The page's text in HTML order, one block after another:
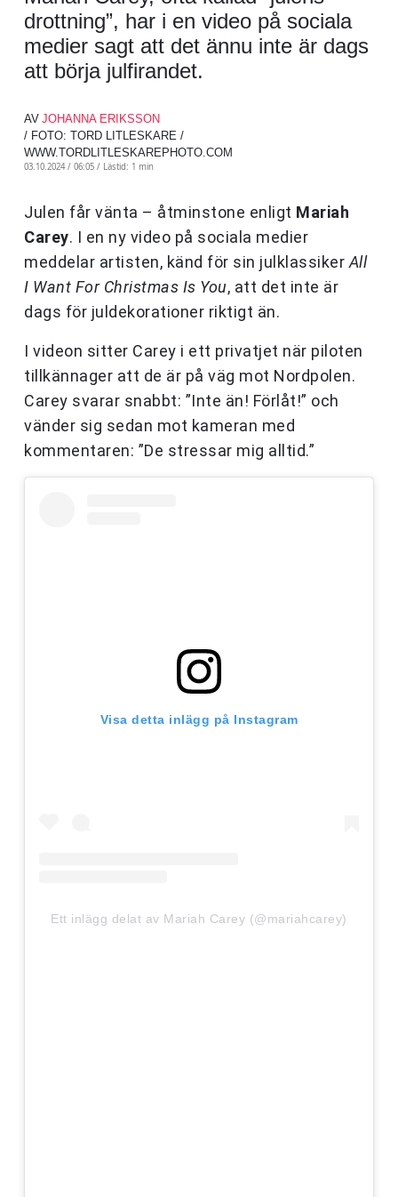
drottning”, har i en video på sociala
medier sagt att det ännu inte är dags
att börja julfirandet.
AV JOHANNA ERIKSSON
/ FOTO: TORD LITLESKARE /
WWW.TORDLITLESKAREPHOTO.COM
03.10.2024 / 06:05 / Lästid: 1 min
Julen får vänta – åtminstone enligt Mariah
Carey. I en ny video på sociala medier
meddelar artisten, känd för sin julklassiker All
I Want For Christmas Is You, att det inte är
dags för juldekorationer riktigt än.
I videon sitter Carey i ett privatjet när piloten
tillkännager att de är på väg mot Nordpolen.
Carey svarar snabbt: ”Inte än! Förlåt!” och
vänder sig sedan mot kameran med
kommentaren: ”De stressar mig alltid.”
Visa detta inlägg på Instagram
Ett inlägg delat av Mariah Carey (@mariahcarey)